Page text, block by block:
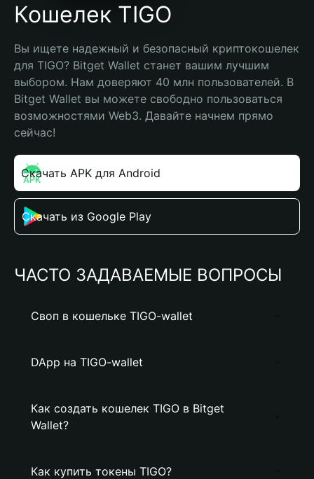
Кошелек TIGO
Вы ищете надежный и безопасный криптокошелек
для TIGO? Bitget Wallet станет вашим лучшим
выбором. Нам доверяют 40 млн пользователей. В
Bitget Wallet вы можете свободно пользоваться
возможностями Web3. Давайте начнем прямо
сейчас!
Скачать APK для Android
Скачать из Google Play
ЧАСТО ЗАДАВАЕМЫЕ ВОПРОСЫ
Своп в кошельке TIGO-wallet
DApp на TIGO-wallet
Как создать кошелек TIGO в Bitget
Wallet?
Как купить токены TIGO?